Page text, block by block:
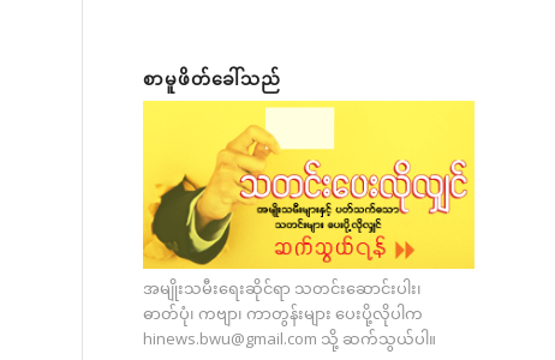
စာမူဖိတ်ခေါ်သည်
အမျိုးသမီးရေးဆိုင်ရာ သတင်းဆောင်းပါး၊
ဓာတ်ပုံ၊ ကဗျာ၊ ကာတွန်းများ ပေးပို့လိုပါက
hinews.bwu@gmail.com သို့ ဆက်သွယ်ပါ။